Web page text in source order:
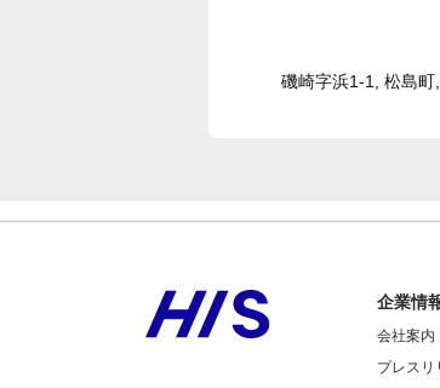
磯崎字浜1-1, 松島
企業情
会社案内
プレスリ